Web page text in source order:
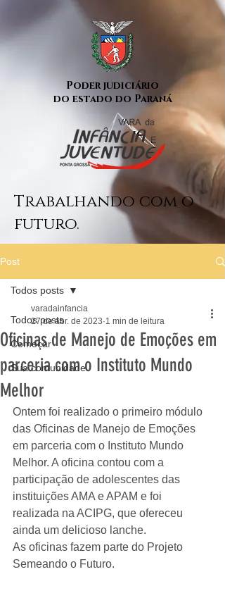
Poder judiciário
do estado do Paraná
Trabalhando com o
futuro.
Post
Todos posts
Começar
Sua comunidade
Todos posts
Oficinas de Manejo de Emoções em
parceria com o Instituto Mundo
Melhor
varadainfancia
27 de abr. de 2023 1 min de leitura
Ontem foi realizado o primeiro módulo
das Oficinas de Manejo de Emoções
em parceria com o Instituto Mundo
Melhor. A oficina contou com a
participação de adolescentes das
instituições AMA e APAM e foi
realizada na ACIPG, que ofereceu
ainda um delicioso lanche.
As oficinas fazem parte do Projeto
Semeando o Futuro.